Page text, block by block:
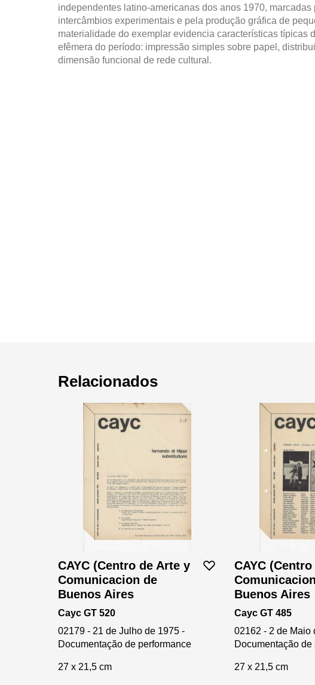
independentes latino-americanas dos anos 1970,
intercâmbios experimentais e pela produção gráfica de
materialidade do exemplar evidencia características típicas
efêmera do período: impressão simples sobre papel,
dimensão funcional de rede cultural.
Relacionados
CAYC (Centro de Arte y
Comunicacion de
Buenos Aires
Cayc GT 520
02179 - 21 de Julho de 1975 -
Documentação de performance
27 x 21,5 cm
CAYC
Buenos Aires
Cayc GT 485
02162 - 2 de Maio
Documentação de
27 x 21,5 cm